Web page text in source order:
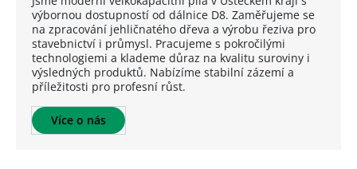
výbornou dostupností od dálnice D8. Zaměřujeme se
na zpracování jehličnatého dřeva a výrobu řeziva pro
stavebnictví i průmysl. Pracujeme s pokročilými
technologiemi a klademe důraz na kvalitu suroviny i
výsledných produktů. Nabízíme stabilní zázemí a
příležitosti pro profesní růst.
Více o nás